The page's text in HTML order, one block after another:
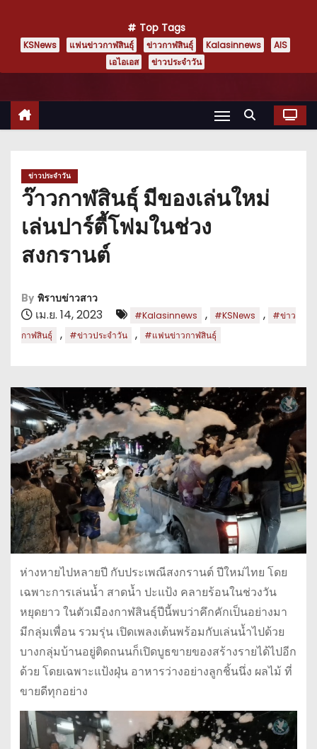
Top Tags
KSNews แฟนข่าวกาฬสินธุ์ ข่าวกาฬสินธุ์ Kalasinnews
AIS
เอไอเอส
ข่าวประจำวัน
ข่าวประจำวัน
ว๊าวกาฬสินธุ์ มีของเล่นใหม่
เล่นปาร์ตี้โฟมในช่วง
สงกรานต์
By พิราบข่าวสาว
เม.ย. 14, 2023 #Kalasinnews , #KSNews ,
#ข่าว
กาฬสินธุ์
, #ข่าวประจำวัน , #แฟนข่าวกาฬสินธุ์
ห่างหายไปหลายปี กับประเพณีสงกรานต์ ปีใหม่ไทย โดย
เฉพาะการเล่นน้ำ สาดน้ำ ปะแป้ง คลายร้อนในช่วงวัน
หยุดยาว ในตัวเมืองกาฬสินธุ์ปีนี้พบว่าคึกคักเป็นอย่างมา
มีกลุ่มเพื่อน รวมรุ่น เปิดเพลงเต้นพร้อมกับเล่นน้ำไปด้วย
บางกลุ่มบ้านอยู่ติดถนนก็เปิดบูธขายของสร้างรายได้ไปอีก
ด้วย โดยเฉพาะแป้งฝุ่น อาหารว่างอย่างลูกชิ้นนึ่ง ผลไม้ ที่
ขายดีทุกอย่าง